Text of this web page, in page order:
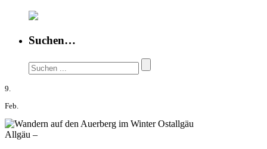
Suchen…
9.
Feb.
Allgäu –